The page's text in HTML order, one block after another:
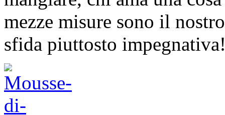
mezze misure sono il
sfida piuttosto